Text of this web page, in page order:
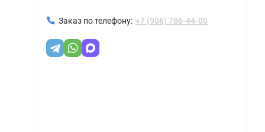
Заказ по телефону: +7 (906) 786-44-00